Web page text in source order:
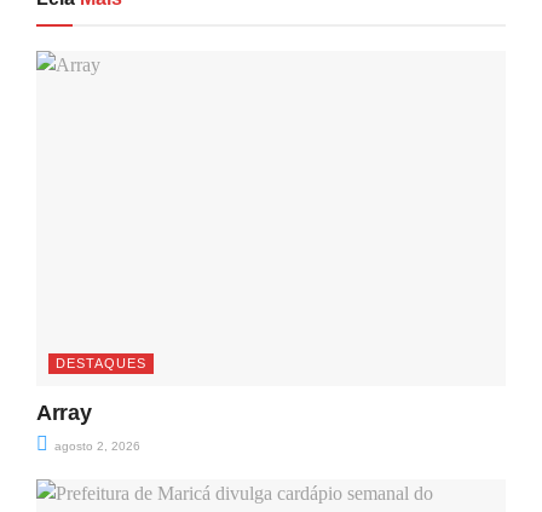
DESTAQUES
Array
agosto 2, 2026